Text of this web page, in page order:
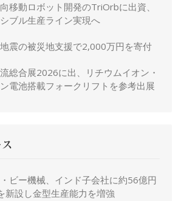
移動ロボット開発のTriOrbに出資、
ブル生産ライン実現へ
震の被災地支援で2,000万円を寄付
総合展2026に出、リチウムイオン・
電池搭載フォークリフトを参考出展
ビー機械、インド子会社に約56億円
新設し金型生産能力を増強